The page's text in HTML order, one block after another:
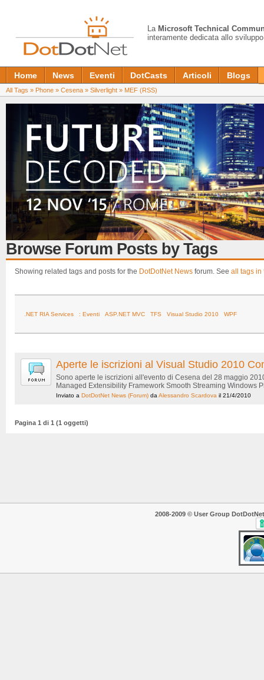
La Microsoft Technical
interamente dedicata allo
Home News Eventi DotCasts Articoli Blogs
All Tags » Phone » Cesena » Silverlight » MEF (RSS)
Browse Forum Posts by Tags
Showing related tags and posts for the DotDotNet News forum. See all tags in
.NET RIA Services : Eventi ASP.NET MVC TFS Visual Studio 2010 WPF
Aperte le iscrizioni al Visual Studio 2010
Sono aperte le iscrizioni all'evento di Cesena del 28 maggio
Managed Extensibility Framework Smooth Streaming Windows
Inviato a DotDotNet News (Forum) daAlessandro Scardova il 21/4/2010
Pagina 1 di 1 (1 oggetti)
2008-2009 © User Group